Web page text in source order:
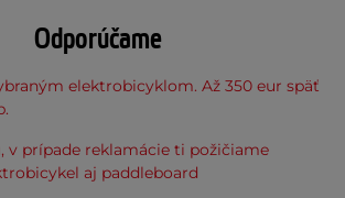
Odporúčame
elektrobicyklom. Až 350 eur späť
v prípade reklamácie ti požičiame
aj paddleboard